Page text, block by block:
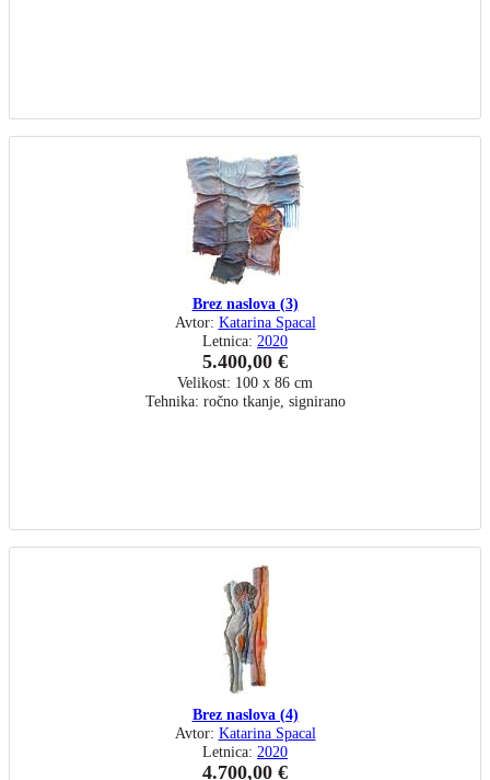
Brez naslova (3)
Avtor: Katarina Spacal
Letnica: 2020
5.400,00 €
Velikost: 100 x 86 cm
Tehnika: ročno tkanje, signirano
Brez naslova (4)
Avtor: Katarina Spacal
Letnica: 2020
4.700,00 €